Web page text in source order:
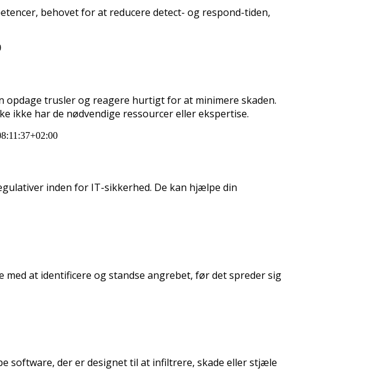
behovet for at reducere detect- og respond-tiden,
opdage trusler og reagere hurtigt for at minimere skaden.
ikke har de nødvendige ressourcer eller ekspertise.
inden for IT-sikkerhed. De kan hjælpe din
at identificere og standse angrebet, før det spreder sig
software, der er designet til at infiltrere, skade eller stjæle